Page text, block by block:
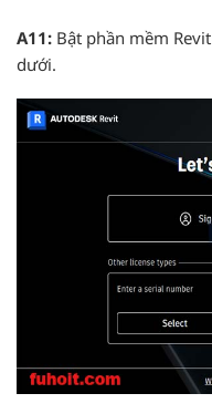
A11: Bật phần mềm
dưới.